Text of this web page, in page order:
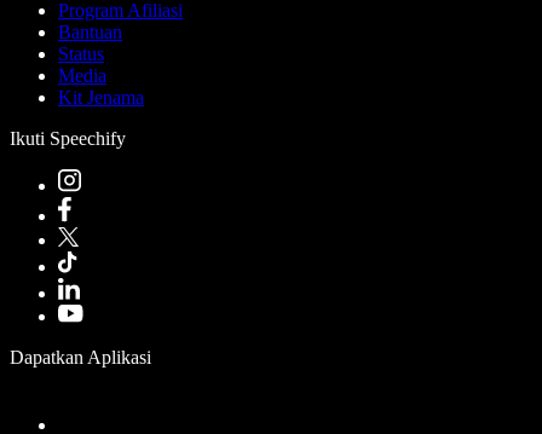
Program Afiliasi
Bantuan
Status
Media
Kit Jenama
Ikuti Speechify
Dapatkan Aplikasi